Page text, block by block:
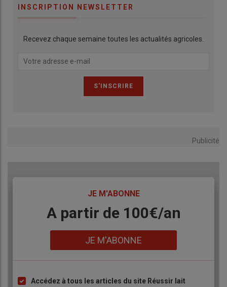
INSCRIPTION NEWSLETTER
Recevez chaque semaine toutes les actualités agricoles.
Publicité
JE M'ABONNE
BodyA partir de 100€/an
JE M'ABONNE
ListeAccédez à tous les articles du site Réussir lait